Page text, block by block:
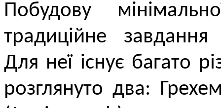
Побудову
традиційне завдання
Для неї існує багато
розглянуто два: